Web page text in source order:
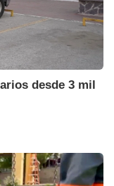
desde 3 mil